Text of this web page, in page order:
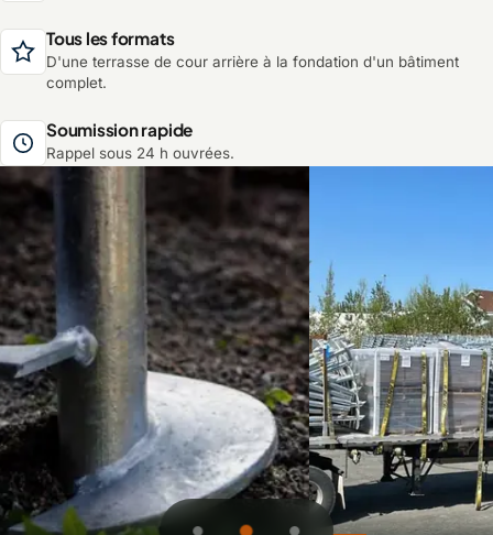
Tous les formats
D'une terrasse de cour arrière à la fondation d'un bâtiment
complet.
Soumission rapide
Rappel sous 24 h ouvrées.